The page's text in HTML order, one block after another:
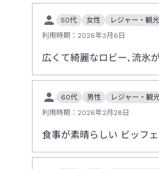
50代 女性
レジャー・観光
利用時期： 2026年3月6日
広くて綺麗なロビー､流氷
60代 男性
レジャー・観
利用時期： 2026年2月28日
食事が素晴らしい ビッフ